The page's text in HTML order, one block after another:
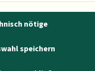
nötige
speichern